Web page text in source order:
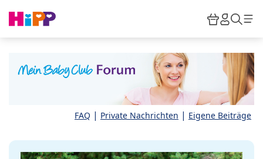
HiPP
FAQ | Private Nachrichten | Eigene Beiträge